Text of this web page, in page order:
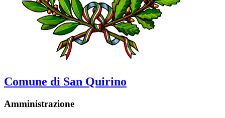
Comune di San Quirino
Amministrazione